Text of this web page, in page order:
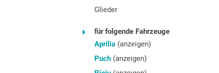
Glieder
für folgende Fahrzeuge
Aprilia(anzeigen)
Puch(anzeigen)